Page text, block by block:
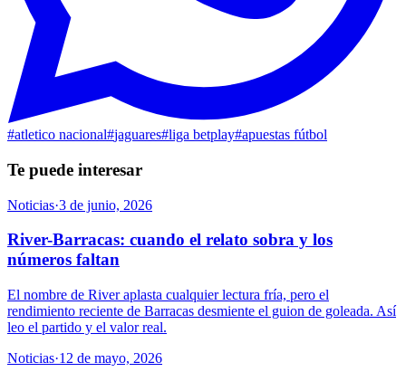
#atletico nacional#jaguares#liga betplay#apuestas fútbol
Te puede interesar
Noticias·3 de junio, 2026
River-Barracas: cuando el relato sobra y los
números faltan
El nombre de River aplasta cualquier lectura fría, pero el
rendimiento reciente de Barracas desmiente el guion de goleada. Así
leo el partido y el valor real.
Noticias·12 de mayo, 2026